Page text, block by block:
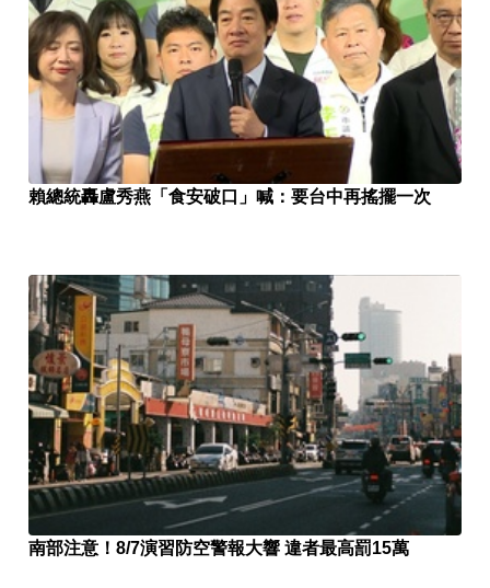
賴總統轟盧秀燕「食安破口」喊：要台中再搖擺一次
南部注意！8/7演習防空警報大響 違者最高罰15萬